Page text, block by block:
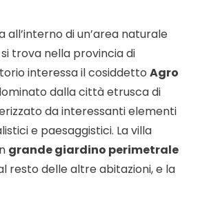
all’interno di un’area naturale
trova nella provincia di
interessa il cosiddetto Agro
dalla città etrusca di
da interessanti elementi
e paesaggistici. La villa
grande giardino perimetrale
resto delle altre abitazioni, e la